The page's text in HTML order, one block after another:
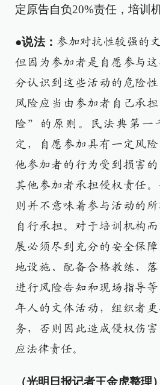
定原告自负20%责任，培训
●说法： 参加对抗性较强的
但因为参加者是自愿参与
分认识到这些活动的危险
风险应当由参加者自己承
险”的原则。民法典第一
定，自愿参加具有一定风
他参加者的行为受到损害
其他参加者承担侵权责任
则并不意味着参与活动的
自行承担。对于培训机构
展必须尽到充分的安全保
地设施、配备合格教练、落
进行风险告知和现场指导
年人的文体活动，组织者
务，否则因此造成侵权伤
应法律责任。
（光明日报记者王金虎整理）